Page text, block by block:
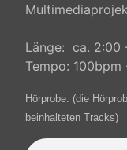
Länge: ca. 2:00
Tempo: 100bpm
Hörprobe: (die
beinhalteten Tracks)